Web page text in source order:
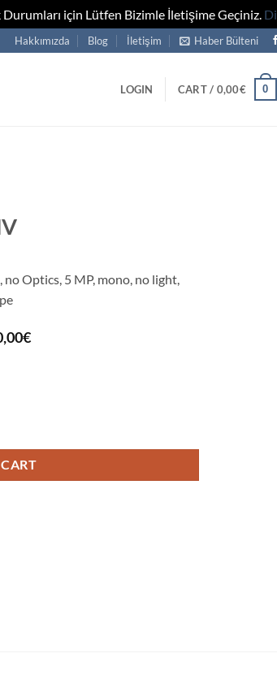
için Lütfen Bizimle İletişime Geçiniz.
Hakkımızda Blog İletişim Haber Bülteni
LOGIN CART / 0,00€ 0
Optics, 5 MP, mono, no light,
€